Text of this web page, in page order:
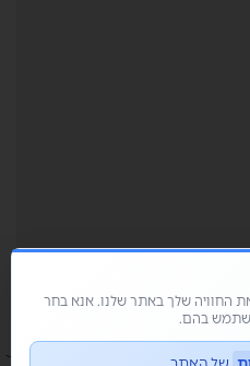
החוויה שלך באתר שלנו. אנא בחר
בהם.